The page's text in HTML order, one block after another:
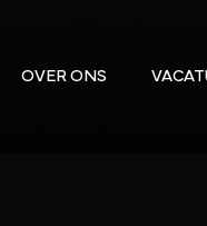
OVER ONS